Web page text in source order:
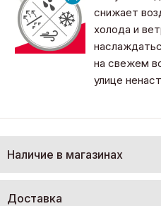
снижает
холода и
на свежем
улице
Наличие в магазинах
Доставка